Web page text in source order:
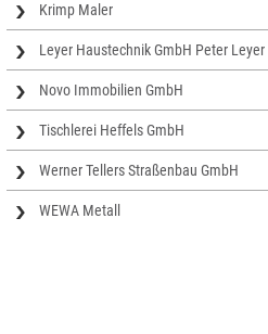
Krimp Maler
Leyer Haustechnik GmbH Peter Leyer
Novo Immobilien GmbH
Tischlerei Heffels GmbH
Werner Tellers Straßenbau GmbH
WEWA Metall